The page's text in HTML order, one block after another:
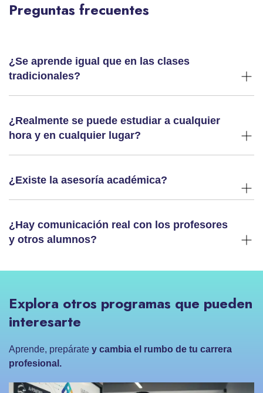
Preguntas frecuentes
¿Se aprende igual que en las clases
tradicionales?
¿Realmente se puede estudiar a cualquier
hora y en cualquier lugar?
¿Existe la asesoría académica?
¿Hay comunicación real con los profesores
y otros alumnos?
Explora otros programas que pueden
interesarte
Aprende, prepárate y cambia el rumbo de tu carrera
profesional.